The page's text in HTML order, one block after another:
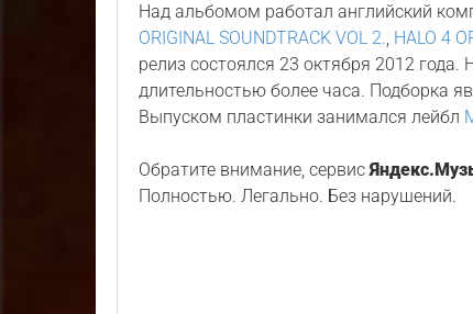
Над альбомом работал английский
ORIGINAL SOUNDTRACK VOL 2., HALO 4
релиз состоялся 23 октября 2012
длительностью более часа. Подборка
Выпуском пластинки занимался лейбл
Обратите внимание, сервис
Полностью. Легально. Без нарушений.